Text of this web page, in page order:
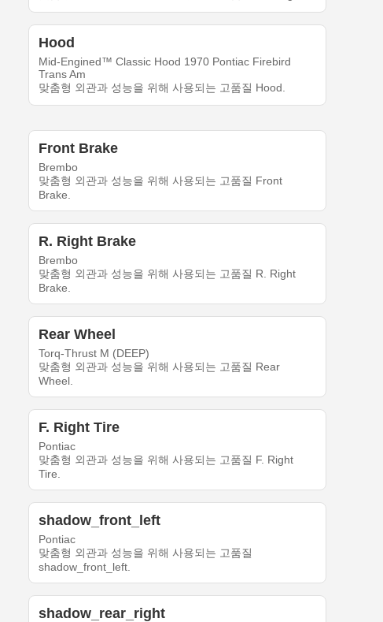
Hood
Mid-Engined™ Classic Hood 1970 Pontiac Firebird
Trans Am
맞춤형 외관과 성능을 위해 사용되는 고품질 Hood.
Front Brake
Brembo
맞춤형 외관과 성능을 위해 사용되는 고품질 Front
Brake.
R. Right Brake
Brembo
맞춤형 외관과 성능을 위해 사용되는 고품질 R. Right
Brake.
Rear Wheel
Torq-Thrust M (DEEP)
맞춤형 외관과 성능을 위해 사용되는 고품질 Rear
Wheel.
F. Right Tire
Pontiac
맞춤형 외관과 성능을 위해 사용되는 고품질 F. Right
Tire.
shadow_front_left
Pontiac
맞춤형 외관과 성능을 위해 사용되는 고품질
shadow_front_left.
shadow_rear_right